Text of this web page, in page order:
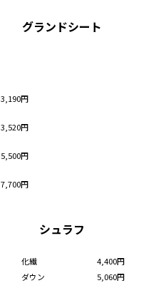
グランドシート
3,190円
3,520円
5,500円
7,700円
シュラフ
化繊
4,400円
ダウン
5,060円